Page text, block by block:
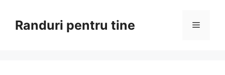
conținutRanduri pentru tine Meniu